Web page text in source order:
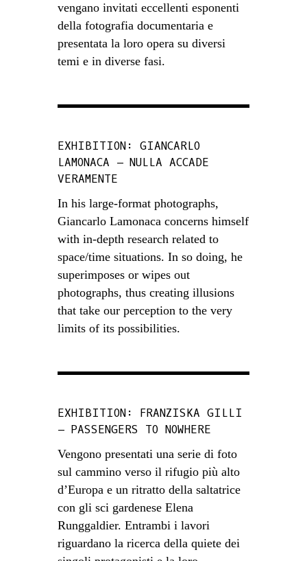
vengano invitati eccellenti esponenti
della fotografia documentaria e
presentata la loro opera su diversi
temi e in diverse fasi.
EXHIBITION: GIANCARLO
LAMONACA – NULLA ACCADE
VERAMENTE
In his large-format photographs,
Giancarlo Lamonaca concerns himself
with in-depth research related to
space/time situations. In so doing, he
superimposes or wipes out
photographs, thus creating illusions
that take our perception to the very
limits of its possibilities.
EXHIBITION: FRANZISKA GILLI
– PASSENGERS TO NOWHERE
Vengono presentati una serie di foto
sul cammino verso il rifugio più alto
d’Europa e un ritratto della saltatrice
con gli sci gardenese Elena
Runggaldier. Entrambi i lavori
riguardano la ricerca della quiete dei